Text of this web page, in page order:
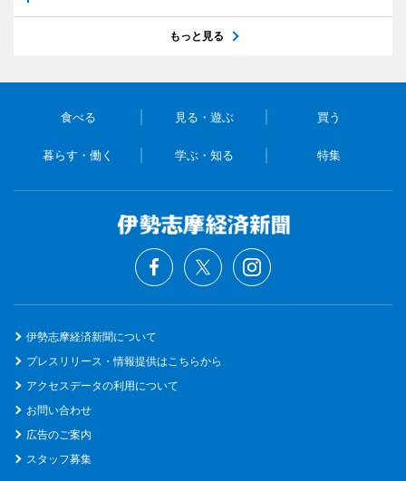
もっと見る
食べる 見る・遊ぶ 買う
暮らす・働く 学ぶ・知る 特集
伊勢志摩経済新聞について
プレスリリース・情報提供はこちらから
アクセスデータの利用について
お問い合わせ
広告のご案内
スタッフ募集